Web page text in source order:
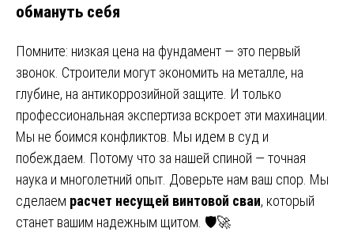
обмануть себя
Помните: низкая цена на фундамент — это первый
звонок. Строители могут экономить на металле, на
глубине, на антикоррозийной защите. И только
профессиональная экспертиза вскроет эти махинации.
Мы не боимся конфликтов. Мы идем в суд и
побеждаем. Потому что за нашей спиной — точная
наука и многолетний опыт. Доверьте нам ваш спор. Мы
сделаем расчет несущей винтовой сваи, который
станет вашим надежным щитом. 🛡️🚀